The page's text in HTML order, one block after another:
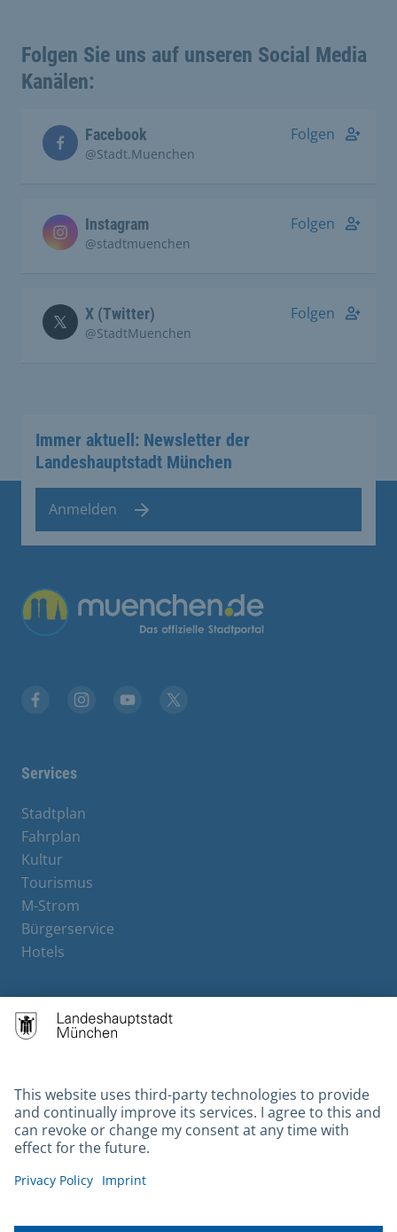
Folgen Sie uns auf unseren Social Media
Kanälen:
Facebook
@Stadt.Muenchen
Folgen
Instagram
@stadtmuenchen
Folgen
X (Twitter)
@StadtMuenchen
Folgen
Immer aktuell: Newsletter der
Landeshauptstadt München
Anmelden
Übergreifende Links
Services
Stadtplan
Fahrplan
Kultur
Tourismus
M-Strom
Bürgerservice
Hotels
Contact
Gebärdensprache
Datenschutz
Kontakt